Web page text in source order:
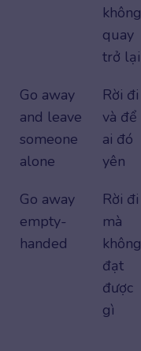
không
quay
trở lại
Go away
and leave
someone
alone
Rời đi
và để
ai đó
yên
Go away
empty-
handed
Rời đi
mà
không
đạt
được
gì